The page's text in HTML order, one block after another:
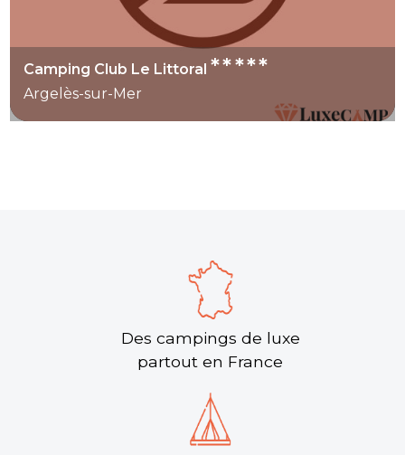
Camping Club Le Littoral*****
Argelès-sur-Mer
Des campings de luxe
partout en France